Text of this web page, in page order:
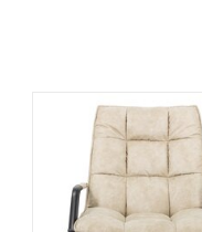
kleur creme
Afmeting
materiaal stof
TOEVOEGEN AAN